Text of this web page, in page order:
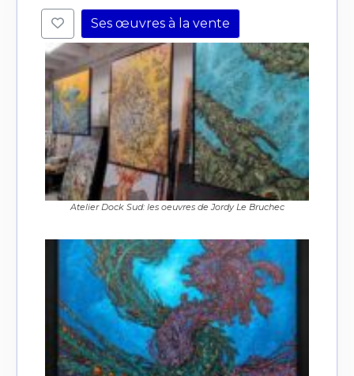
Ses œuvres à la vente
Atelier Dock Sud: les oeuvres de Jordy Le Bruchec